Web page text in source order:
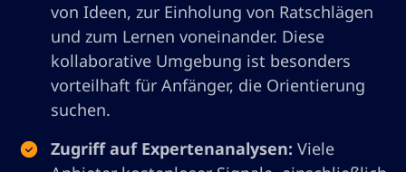
von Ideen, zur Einholung von Ratschlägen
und zum Lernen voneinander. Diese
kollaborative Umgebung ist besonders
vorteilhaft für Anfänger, die Orientierung
suchen.
Zugriff auf Expertenanalysen: Viele